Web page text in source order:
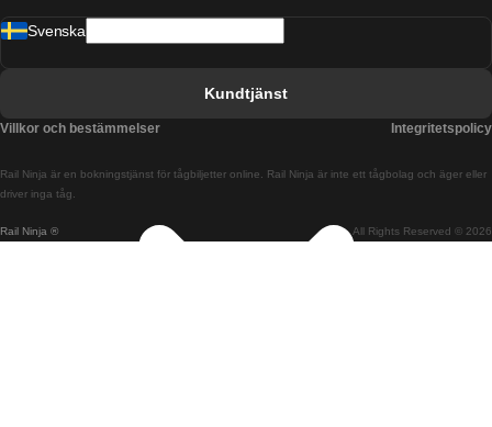
Tåg från Budapest till Bratislava
Rail Ninja ® All Rights Reserved © 2026
Rail Ninja är en bokningstjänst för tågbiljetter online. Rail Ninja är inte ett tågbolag och äger eller
driver inga tåg.
Svenska
Kundtjänst
Villkor och bestämmelser Integritetspolicy